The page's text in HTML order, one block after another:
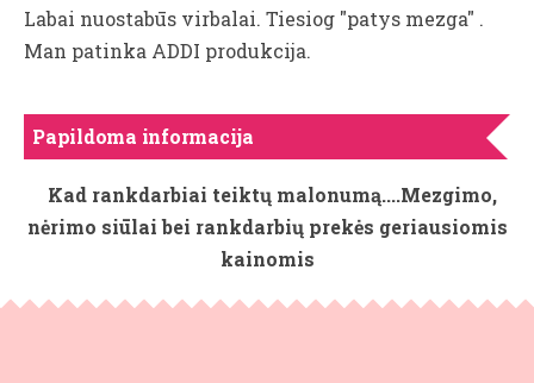
Papildoma informacija
Kad rankdarbiai teiktų malonumą....Mezgimo,
nėrimo siūlai bei rankdarbių prekės geriausiomis
kainomis
Labai nuostabūs virbalai. Tiesiog "patys mezga" .
Man patinka ADDI produkcija.